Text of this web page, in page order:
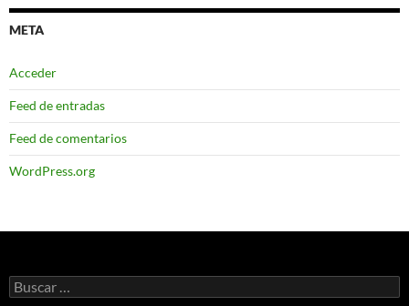
META
Acceder
Feed de entradas
Feed de comentarios
WordPress.org
Buscar: